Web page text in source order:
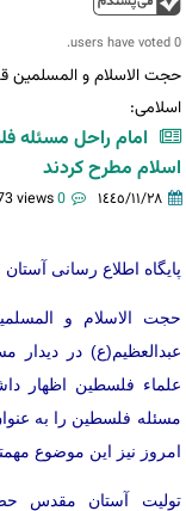
0 users have voted.
حجت الاسلام و المسلمین
اسلامی:
امام راحل مسئله
اسلام مطرح کردند
١٤٤٥/١١/٢٨ 0 comments
views
پایگاه اطلاع رسانی
حجت الاسلام و
عبدالعظیم(ع) در دیدار
علماء فلسطین اظهار
مسئله فلسطین را به
امروز نیز این موضوع
تولیت آستان مقدس